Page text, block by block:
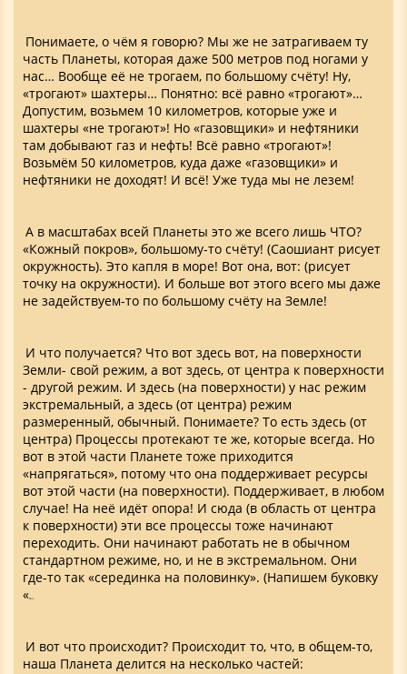
Понимаете, о чём я говорю? Мы же не затрагиваем ту
часть Планеты, которая даже 500 метров под ногами у
нас… Вообще её не трогаем, по большому счёту! Ну,
«трогают» шахтеры… Понятно: всё равно «трогают»…
Допустим, возьмем 10 километров, которые уже и
шахтеры «не трогают»! Но «газовщики» и нефтяники
там добывают газ и нефть! Всё равно «трогают»!
Возьмём 50 километров, куда даже «газовщики» и
нефтяники не доходят! И всё! Уже туда мы не лезем!
А в масштабах всей Планеты это же всего лишь ЧТО?
«Кожный покров», большому-то счёту! (Саошиант рисует
окружность). Это капля в море! Вот она, вот: (рисует
точку на окружности). И больше вот этого всего мы даже
не задействуем-то по большому счёту на Земле!
И что получается? Что вот здесь вот, на поверхности
Земли- свой режим, а вот здесь, от центра к поверхности
- другой режим. И здесь (на поверхности) у нас режим
экстремальный, а здесь (от центра) режим
размеренный, обычный. Понимаете? То есть здесь (от
центра) Процессы протекают те же, которые всегда. Но
вот в этой части Планете тоже приходится
«напрягаться», потому что она поддерживает ресурсы
вот этой части (на поверхности). Поддерживает, в любом
случае! На неё идёт опора! И сюда (в область от центра
к поверхности) эти все процессы тоже начинают
переходить. Они начинают работать не в обычном
стандартном режиме, но, и не в экстремальном. Они
где-то так «серединка на половинку». (Напишем буковку
«N»).
И вот что происходит? Происходит то, что, в общем-то,
наша Планета делится на несколько частей: